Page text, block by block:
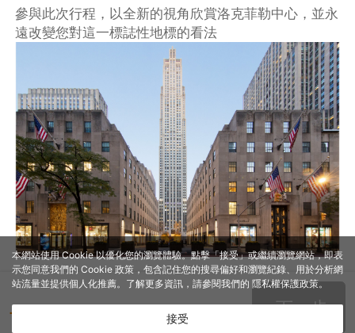
參與此次行程，以全新的視角欣賞洛克菲勒中心，並永
遠改變您對這一標誌性地標的看法
TWD 下一步
本網站使用 Cookie 以優化您的瀏覽體驗。點擊「接受」或繼續瀏覽網站，即表
示您同意我們的 Cookie 政策，包含記住您的搜尋偏好和瀏覽紀錄、用於分析網
站流量並提供個人化推薦。了解更多資訊，請參閱我們的 隱私權保護政策。
接受